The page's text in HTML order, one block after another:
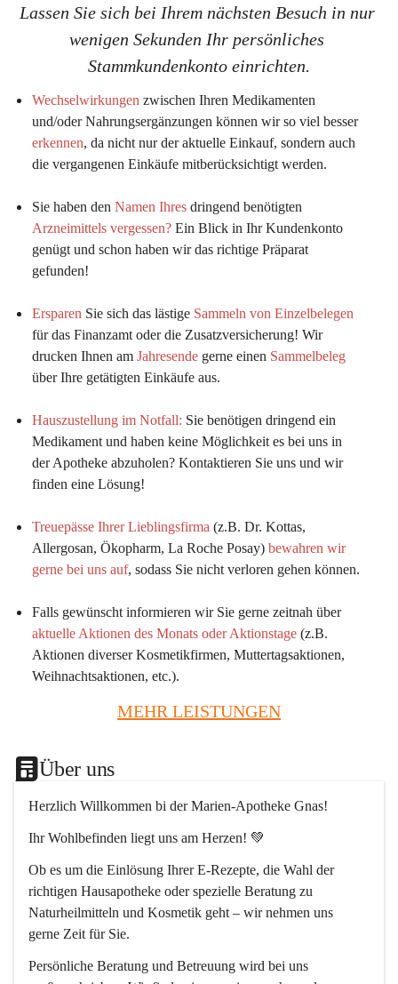
Lassen Sie sich bei Ihrem nächsten Besuch in nur
wenigen Sekunden Ihr persönliches
Stammkundenkonto einrichten.
Wechselwirkungen zwischen Ihren Medikamenten
und/oder Nahrungsergänzungen können wir so viel besser
erkennen, da nicht nur der aktuelle Einkauf, sondern auch
die vergangenen Einkäufe mitberücksichtigt werden.
Sie haben den Namen Ihres dringend benötigten
Arzneimittels vergessen? Ein Blick in Ihr Kundenkonto
genügt und schon haben wir das richtige Präparat
gefunden!
Ersparen Sie sich das lästige Sammeln von Einzelbelegen
für das Finanzamt oder die Zusatzversicherung! Wir
drucken Ihnen am Jahresende gerne einen Sammelbeleg
über Ihre getätigten Einkäufe aus.
Hauszustellung im Notfall: Sie benötigen dringend ein
Medikament und haben keine Möglichkeit es bei uns in
der Apotheke abzuholen? Kontaktieren Sie uns und wir
finden eine Lösung!
Treuepässe Ihrer Lieblingsfirma (z.B. Dr. Kottas,
Allergosan, Ökopharm, La Roche Posay) bewahren wir
gerne bei uns auf, sodass Sie nicht verloren gehen können.
Falls gewünscht informieren wir Sie gerne zeitnah über
aktuelle Aktionen des Monats oder Aktionstage (z.B.
Aktionen diverser Kosmetikfirmen, Muttertagsaktionen,
Weihnachtsaktionen, etc.).
MEHR LEISTUNGEN
Über uns
Herzlich Willkommen bi der Marien-Apotheke Gnas!
Ihr Wohlbefinden liegt uns am Herzen! 💚
Ob es um die Einlösung Ihrer E-Rezepte, die Wahl der
richtigen Hausapotheke oder spezielle Beratung zu
Naturheilmitteln und Kosmetik geht – wir nehmen uns
gerne Zeit für Sie.
Persönliche Beratung und Betreuung wird bei uns